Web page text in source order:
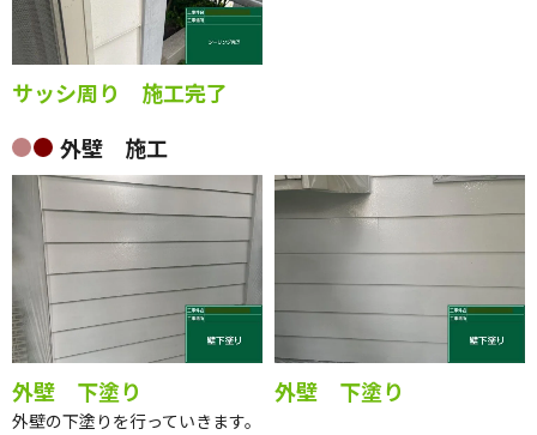
サッシ周り 施工完了
外壁 施工
外壁 下塗り
外壁の下塗りを行っていきます。
外壁 下塗り